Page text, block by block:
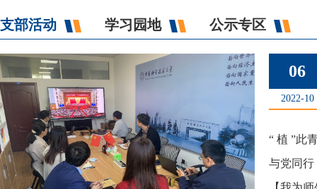
支部活动 学习园地 公示专区
06
2022-10
“ 植 ”此
与党同行